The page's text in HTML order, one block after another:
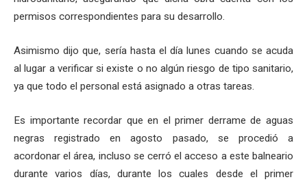
permisos correspondientes para su desarrollo.
Asimismo dijo que, sería hasta el día lunes cuando se acuda
al lugar a verificar si existe o no algún riesgo de tipo sanitario,
ya que todo el personal está asignado a otras tareas.
Es importante recordar que en el primer derrame de aguas
negras registrado en agosto pasado, se procedió a
acordonar el área, incluso se cerró el acceso a este balneario
durante varios días, durante los cuales desde el primer